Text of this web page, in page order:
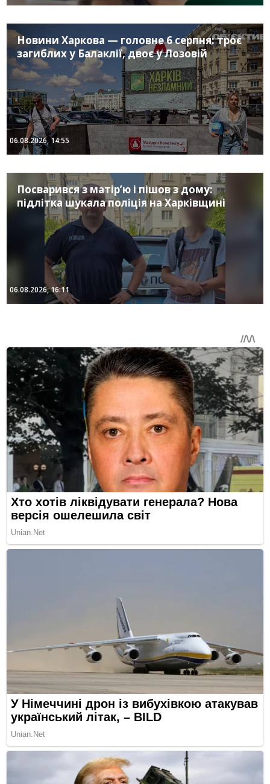
Новини Харкова — головне 6 серпня: троє
загиблих у Балаклії, двоє у Лозовій
06.08.2026, 14:55
Посварився з матір’ю і пішов з дому:
підлітка шукала поліція на Харківщині
06.08.2026, 16:11